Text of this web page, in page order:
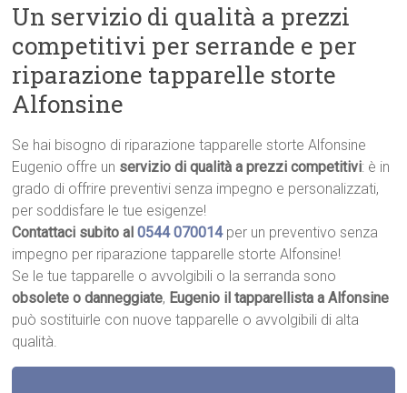
Un servizio di qualità a prezzi
competitivi per serrande e per
riparazione tapparelle storte
Alfonsine
Se hai bisogno di riparazione tapparelle storte Alfonsine
Eugenio offre un servizio di qualità a prezzi competitivi: è in
grado di offrire preventivi senza impegno e personalizzati,
per soddisfare le tue esigenze!
Contattaci subito al0544 070014 per un preventivo senza
impegno per riparazione tapparelle storte Alfonsine!
Se le tue tapparelle o avvolgibili o la serranda sono
obsolete o danneggiate, Eugenio il tapparellista a Alfonsine
può sostituirle con nuove tapparelle o avvolgibili di alta
qualità.